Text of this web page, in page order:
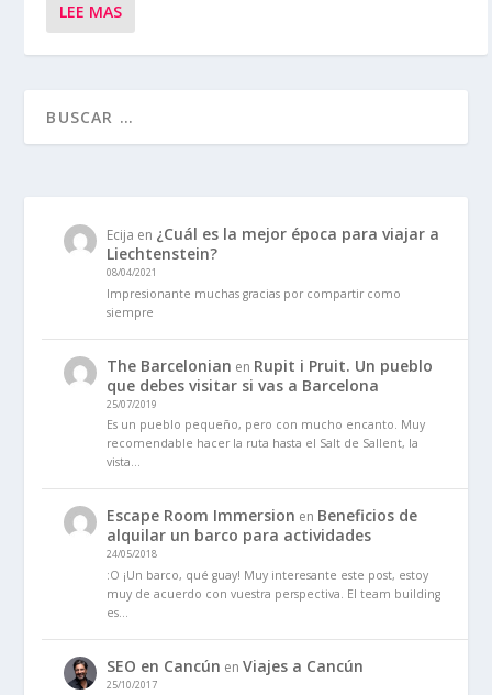
LEE MAS
Ecija en ¿Cuál es la mejor época para viajar a
Liechtenstein?
08/04/2021
Impresionante muchas gracias por compartir como
siempre
The Barcelonian en Rupit i Pruit. Un pueblo
que debes visitar si vas a Barcelona
25/07/2019
Es un pueblo pequeño, pero con mucho encanto. Muy
recomendable hacer la ruta hasta el Salt de Sallent, la
vista…
Escape Room Immersion en Beneficios de
alquilar un barco para actividades
24/05/2018
:O ¡Un barco, qué guay! Muy interesante este post, estoy
muy de acuerdo con vuestra perspectiva. El team building
es…
SEO en Cancún enViajes a Cancún
25/10/2017